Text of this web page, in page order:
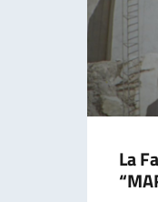
La